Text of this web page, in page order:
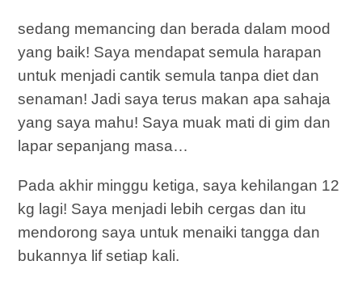
sedang memancing dan berada dalam mood
yang baik! Saya mendapat semula harapan
untuk menjadi cantik semula tanpa diet dan
senaman! Jadi saya terus makan apa sahaja
yang saya mahu! Saya muak mati di gim dan
lapar sepanjang masa…
Pada akhir minggu ketiga, saya kehilangan 12
kg lagi! Saya menjadi lebih cergas dan itu
mendorong saya untuk menaiki tangga dan
bukannya lif setiap kali.